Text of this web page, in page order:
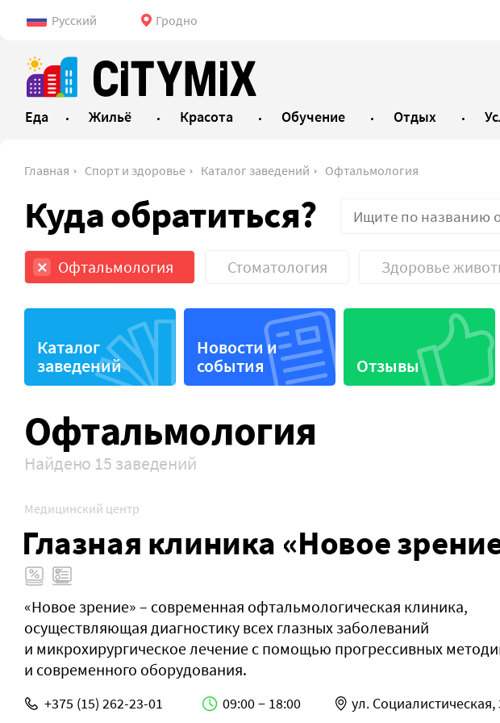
Русский Гродно
Еда Жильё Красота Обучение Отдых
Главная Спорт и здоровье Каталог заведений Офтальмология
Куда обратиться?
Больницы
Здоровье животных
Медицинская лаборатория
Медицинский центр
Поликлиника
Офтальмология Стоматология Здоровье
Каталог
заведений
Новости и
события
Отзывы
Офтальмология
Найдено 15 заведений
Медицинский центр
Глазная клиника «Новое
«Новое зрение» – современная офтальмологическая клиника,
осуществляющая диагностику всех глазных заболеваний
и микрохирургическое лечение с помощью прогрессивных
и современного оборудования.
+375 (15) 262-23-01 09:00 − 18:00 ул. Социалистическая,